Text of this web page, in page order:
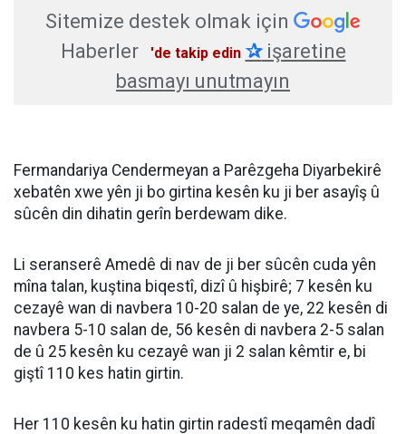
Sitemize destek olmak için
Haberler
'de takip edin ✰işaretine
basmayı unutmayın
Fermandariya Cendermeyan a Parêzgeha Diyarbekirê
xebatên xwe yên ji bo girtina kesên ku ji ber asayîş û
sûcên din dihatin gerîn berdewam dike.
Li seranserê Amedê di nav de ji ber sûcên cuda yên
mîna talan, kuştina biqestî, dizî û hişbirê; 7 kesên ku
cezayê wan di navbera 10-20 salan de ye, 22 kesên di
navbera 5-10 salan de, 56 kesên di navbera 2-5 salan
de û 25 kesên ku cezayê wan ji 2 salan kêmtir e, bi
giştî 110 kes hatin girtin.
Her 110 kesên ku hatin girtin radestî meqamên dadî